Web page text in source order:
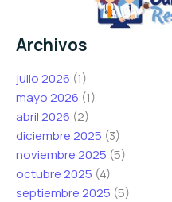
Archivos
julio 2026 (1)
mayo 2026 (1)
abril 2026 (2)
diciembre 2025 (3)
noviembre 2025 (5)
octubre 2025 (4)
septiembre 2025 (5)